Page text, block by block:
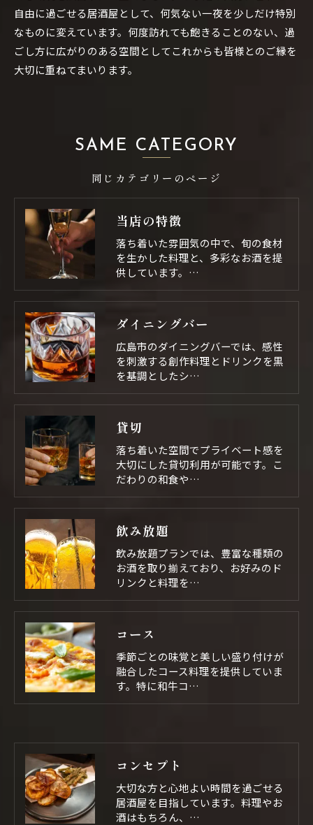
自由に過ごせる居酒屋として、何気ない一夜を少しだけ特別
なものに変えています。何度訪れても飽きることのない、過
ごし方に広がりのある空間としてこれからも皆様とのご縁を
大切に重ねてまいります。
同じカテゴリーのページ
SAME CATEGORY
当店の特徴
落ち着いた雰囲気の中で、旬の食材
を生かした料理と、多彩なお酒を提
供しています。…
ダイニングバー
広島市のダイニングバーでは、感性
を刺激する創作料理とドリンクを黒
を基調としたシ…
貸切
落ち着いた空間でプライベート感を
大切にした貸切利用が可能です。こ
だわりの和食や…
飲み放題
飲み放題プランでは、豊富な種類の
お酒を取り揃えており、お好みのド
リンクと料理を…
コース
季節ごとの味覚と美しい盛り付けが
融合したコース料理を提供していま
す。特に和牛コ…
コンセプト
大切な方と心地よい時間を過ごせる
居酒屋を目指しています。料理やお
酒はもちろん、…